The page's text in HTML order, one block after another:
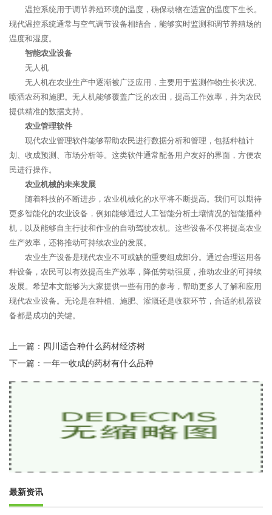
温控系统用于调节养殖环境的温度，确保动物在适宜的温度下生长。
现代温控系统通常与空气调节设备相结合，能够实时监测和调节养殖场的
温度和湿度。
智能农业设备
无人机
无人机在农业生产中逐渐被广泛应用，主要用于监测作物生长状况、
喷洒农药和施肥。无人机能够覆盖广泛的农田，提高工作效率，并为农民
提供精准的数据支持。
农业管理软件
现代农业管理软件能够帮助农民进行数据分析和管理，包括种植计
划、收成预测、市场分析等。这类软件通常配备用户友好的界面，方便农
民进行操作。
农业机械的未来发展
随着科技的不断进步，农业机械化的水平将不断提高。我们可以期待
更多智能化的农业设备，例如能够通过人工智能分析土壤情况的智能播种
机，以及能够自主行驶和作业的自动驾驶农机。这些设备不仅将提高农业
生产效率，还将推动可持续农业的发展。
农业生产设备是现代农业不可或缺的重要组成部分。通过合理运用各
种设备，农民可以有效提高生产效率，降低劳动强度，推动农业的可持续
发展。希望本文能够为大家提供一些有用的参考，帮助更多人了解和应用
现代农业设备。无论是在种植、施肥、灌溉还是收获环节，合适的机器设
备都是成功的关键。
上一篇： 四川适合种什么药材经济树
下一篇： 一年一收成的药材有什么品种
最新资讯